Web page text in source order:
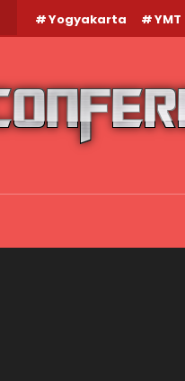
Yogyakarta YMT